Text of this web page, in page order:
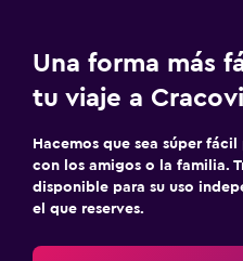
Una forma más
tu viaje a
Hacemos que sea súper
con los amigos o la familia.
disponible para su uso
el que reserves.